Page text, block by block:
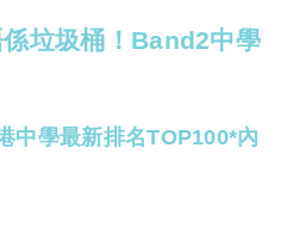
係垃圾桶！Band2中學
中學最新排名TOP100*內